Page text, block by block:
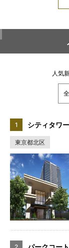
人気
シティタワ
東京都北区